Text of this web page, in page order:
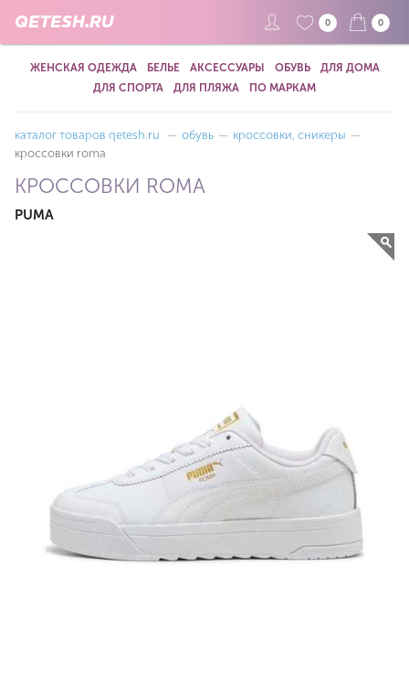
QETESH.RU 0 0
ЖЕНСКАЯ ОДЕЖДА БЕЛЬЕ АКСЕССУАРЫ ОБУВЬ
ДЛЯ ДОМА
ДЛЯ СПОРТА
ДЛЯ ПЛЯЖА ПО МАРКАМ
каталог товаров qetesh.ru — обувь — кроссовки, сникеры —
кроссовки roma
КРОССОВКИ ROMA
PUMA